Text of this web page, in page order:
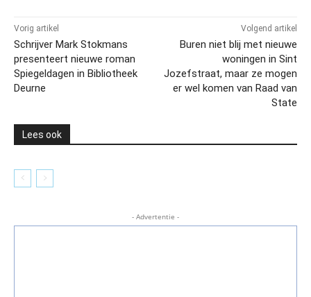
Vorig artikel
Schrijver Mark Stokmans
presenteert nieuwe roman
Spiegeldagen in Bibliotheek
Deurne
Volgend artikel
Buren niet blij met nieuwe
woningen in Sint
Jozefstraat, maar ze mogen
er wel komen van Raad van
State
Lees ook
- Advertentie -